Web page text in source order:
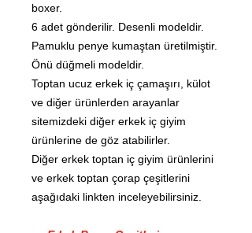
boxer.
6 adet gönderilir. Desenli modeldir.
Pamuklu penye kumaştan üretilmiştir.
Önü düğmeli modeldir.
Toptan ucuz erkek iç çamaşırı, külot
ve diğer ürünlerden arayanlar
sitemizdeki diğer erkek iç giyim
ürünlerine de göz atabilirler.
Diğer erkek toptan iç giyim ürünlerini
ve erkek toptan çorap çeşitlerini
aşağıdaki linkten inceleyebilirsiniz.